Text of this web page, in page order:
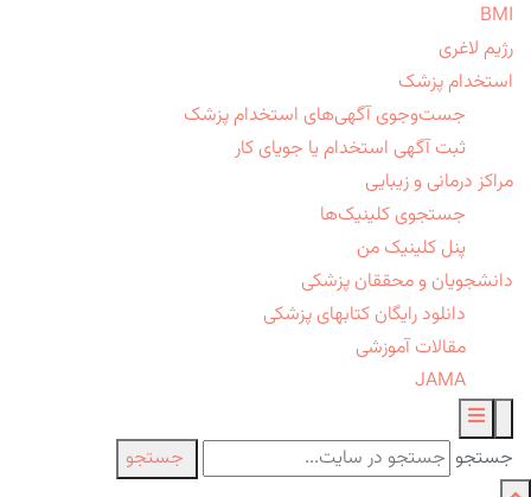
BMI
رژیم لاغری
استخدام پزشک
جست‌وجوی آگهی‌های استخدام پزشک
ثبت آگهی استخدام یا جویای کار
مراکز درمانی و زیبایی
جستجوی کلینیک‌ها
پنل کلینیک من
دانشجویان و محققان پزشکی
دانلود رایگان کتابهای پزشکی
مقالات آموزشی
JAMA
جستجو جستجو